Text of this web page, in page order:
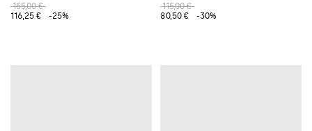
155,00 €
116,25 €
-25%
115,00 €
80,50 €
-30%